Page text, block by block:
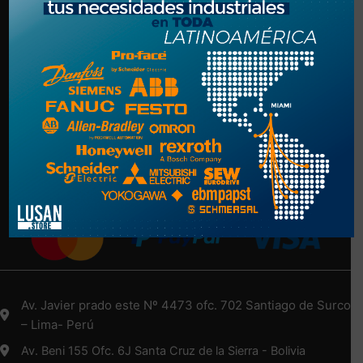
Politica de Privacidad
Términos y Condiciones
NUESTRA EMPRESA
Nosotros
Más Información Aquí
Medios de Pago
Av. Javier prado este Nº 4473 ofc. 702 Santiago de Surco
– Lima- Perú
Av. Beni 155 Ofc. 6J Santa Cruz de la Sierra - Bolivia